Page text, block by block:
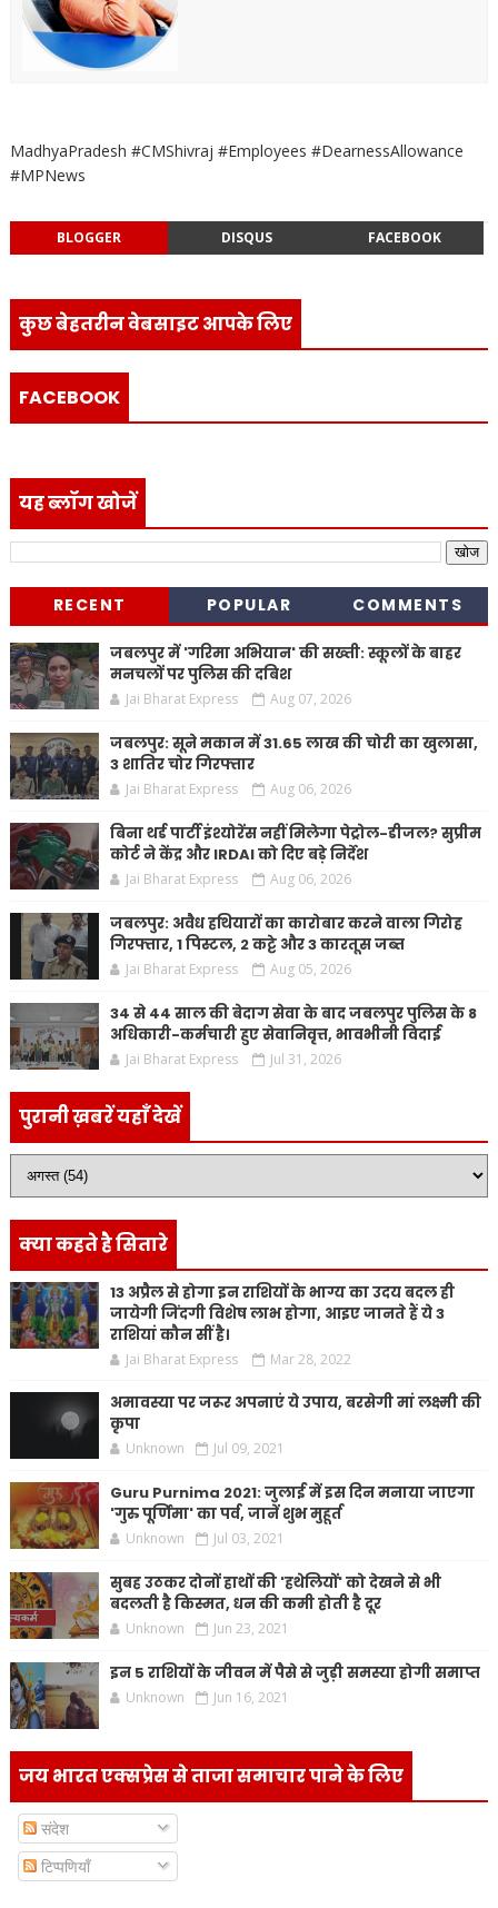
MadhyaPradesh #CMShivraj #Employees #DearnessAllowance
#MPNews
BLOGGER DISQUS FACEBOOK
कुछ बेहतरीन वेबसाइट आपके लिए
FACEBOOK
यह ब्लॉग खोजें
RECENT POPULAR COMMENTS
जबलपुर में 'गरिमा अभियान' की सख्ती: स्कूलों के बाहर
मनचलों पर पुलिस की दबिश
Jai Bharat Express Aug 07, 2026
जबलपुर: सूने मकान में 31.65 लाख की चोरी का खुलासा,
3 शातिर चोर गिरफ्तार
Jai Bharat Express Aug 06, 2026
बिना थर्ड पार्टी इंश्योरेंस नहीं मिलेगा पेट्रोल-डीजल? सुप्रीम
कोर्ट ने केंद्र और IRDAI को दिए बड़े निर्देश
Jai Bharat Express Aug 06, 2026
जबलपुर: अवैध हथियारों का कारोबार करने वाला गिरोह
गिरफ्तार, 1 पिस्टल, 2 कट्टे और 3 कारतूस जब्त
Jai Bharat Express Aug 05, 2026
34 से 44 साल की बेदाग सेवा के बाद जबलपुर पुलिस के 8
अधिकारी-कर्मचारी हुए सेवानिवृत्त, भावभीनी विदाई
Jai Bharat Express Jul 31, 2026
पुरानी ख़बरें यहाँ देखें
क्या कहते है सितारे
13 अप्रैल से होगा इन राशियों के भाग्य का उदय बदल ही
जायेगी जिंदगी विशेष लाभ होगा, आइए जानते हैं ये 3
राशियां कौन सीं है।
Jai Bharat Express Mar 28, 2022
अमावस्या पर जरूर अपनाएं ये उपाय, बरसेगी मां लक्ष्मी की
कृपा
Unknown Jul 09, 2021
Guru Purnima 2021: जुलाई में इस दिन मनाया जाएगा
'गुरु पूर्णिमा' का पर्व, जानें शुभ मुहूर्त
Unknown Jul 03, 2021
सुबह उठकर दोनों हाथों की 'हथेलियों' को देखने से भी
बदलती है किस्मत, धन की कमी होती है दूर
Unknown Jun 23, 2021
इन 5 राशियों के जीवन में पैसे से जुड़ी समस्या होगी समाप्त
Unknown Jun 16, 2021
जय भारत एक्सप्रेस से ताजा समाचार पाने के लिए
संदेश
टिप्पणियाँ